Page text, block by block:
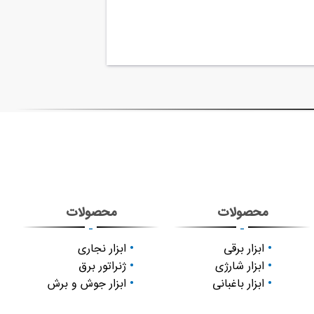
محصولات
-
ابزار برقی
ابزار شارژی
ابزار باغبانی
محصولات
-
ابزار نجاری
ژنراتور برق
ابزار جوش و برش